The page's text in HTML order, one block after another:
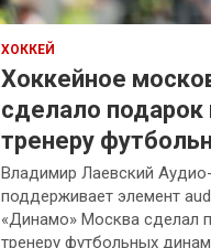
ХОККЕЙ
Хоккейное
сделало подарок
тренеру
Владимир Лаевский
поддерживает элемент
«Динамо» Москва сделал
тренеру футбольных